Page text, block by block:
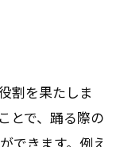
割を果たしま
とで、踊る際の
できます。例え